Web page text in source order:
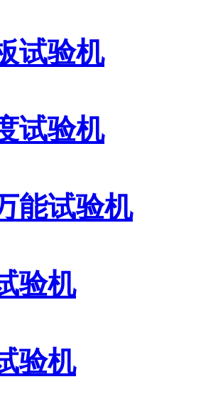
试验机
试验机
能试验机
验机
验机